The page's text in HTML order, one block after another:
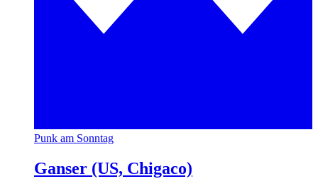
Punk am Sonntag
Ganser (US, Chigaco)